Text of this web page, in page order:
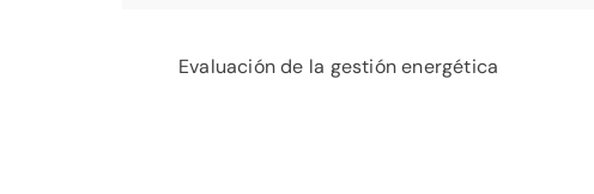
Evaluación de la gestión energética